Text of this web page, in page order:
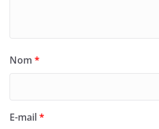
Nom *
E-mail*